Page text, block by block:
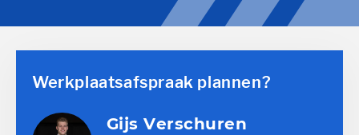
Werkplaatsafspraak plannen?
Gijs Verschuren